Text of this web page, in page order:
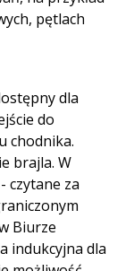
pętlach
dla
do
chodnika.
brajla. W
czytane za
Biurze
indukcyjna dla